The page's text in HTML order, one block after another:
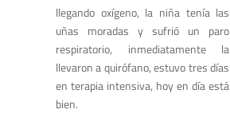
llegando oxígeno, la niña tenía las
uñas moradas y sufrió un paro
respiratorio, inmediatamente la
llevaron a quirófano, estuvo tres días
en terapia intensiva, hoy en día está
bien.